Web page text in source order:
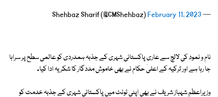
— Shehbaz Sharif (@CMShehbaz)
February 11, 2023
نام و نمود کی لالچ سے عاری پاکستانی شہری کے جذبہ ہمدردی کو عالمی سطح پر سراہا
جا رہا ہے اور ترکیہ کے اعلیٰ حکام نے بھی خاموش مددگار کا شکریہ ادا کیا۔
وزیراعظم شہباز شریف نے بھی اپنی ٹوئٹ میں پاکستانی شہری کے جذبہ خدمت کو